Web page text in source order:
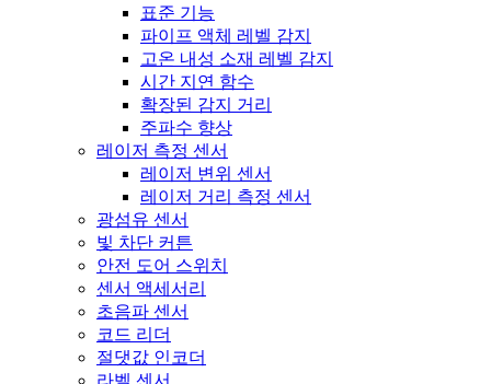
표준 기능
파이프 액체 레벨 감지
고온 내성 소재 레벨 감지
시간 지연 함수
확장된 감지 거리
주파수 향상
레이저 측정 센서
레이저 변위 센서
레이저 거리 측정 센서
광섬유 센서
빛 차단 커튼
안전 도어 스위치
센서 액세서리
초음파 센서
코드 리더
절댓값 인코더
라벨 센서